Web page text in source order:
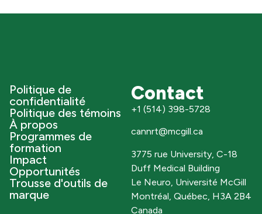
Politique de
confidentialité
Politique des témoins
À propos
Programmes de
formation
Impact
Opportunités
Trousse d'outils de
marque
Contact
+1 (514) 398-5728
cannrt@mcgill.ca
3775 rue University, C-18
Duff Medical Building
Le Neuro, Université McGill
Montréal, Québec, H3A 2B4
Canada